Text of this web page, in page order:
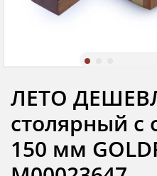
ЛЕТО
столярный с
150 мм